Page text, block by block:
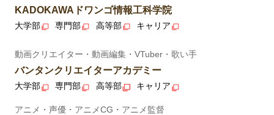
KADOKAWAドワンゴ情報工科学院
大学部 専門部 高等部 キャリア
動画クリエイター・動画編集・VTuber・歌い手
バンタンクリエイターアカデミー
大学部 専門部 高等部 キャリア
アニメ・声優・アニメCG・アニメ監督